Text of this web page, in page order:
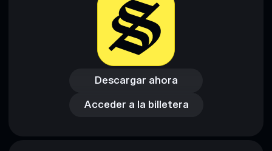
Descargar ahora
Descargar ahora
Acceder a la billetera
Acceder a la billetera